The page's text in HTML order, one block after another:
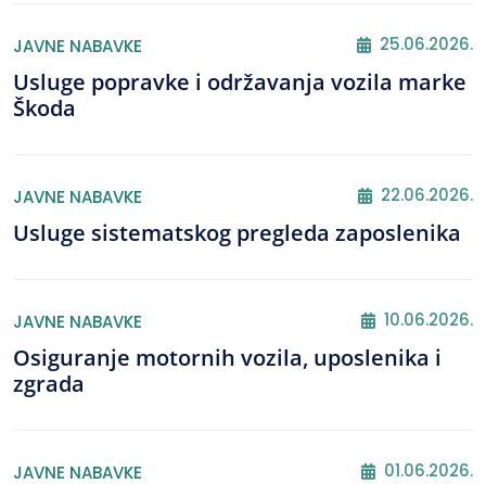
JAVNE NABAVKE 25.06.2026.
Usluge popravke i održavanja vozila marke
Škoda
JAVNE NABAVKE 22.06.2026.
Usluge sistematskog pregleda zaposlenika
JAVNE NABAVKE 10.06.2026.
Osiguranje motornih vozila, uposlenika i
zgrada
JAVNE NABAVKE 01.06.2026.